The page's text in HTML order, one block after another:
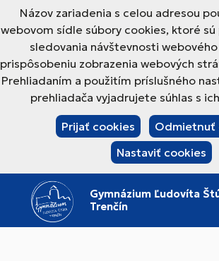
Názov zariadenia s celou adresou
webovom sídle súbory cookies, ktoré
sledovania návštevnosti
prispôsobeniu zobrazenia webových
Prehliadaním a použitím príslušného
prehliadača vyjadrujete súhlas s
Prijať cookies
Odmietnuť
Nastaviť cookies
Gymnázium Ľudovíta
Trenčín